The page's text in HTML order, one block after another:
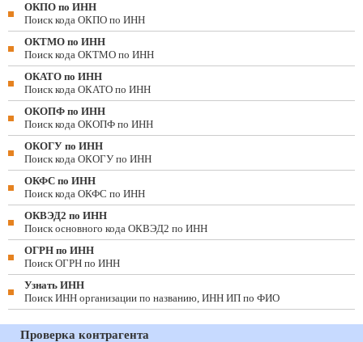
ОКПО по ИНН
Поиск кода ОКПО по ИНН
ОКТМО по ИНН
Поиск кода ОКТМО по ИНН
ОКАТО по ИНН
Поиск кода ОКАТО по ИНН
ОКОПФ по ИНН
Поиск кода ОКОПФ по ИНН
ОКОГУ по ИНН
Поиск кода ОКОГУ по ИНН
ОКФС по ИНН
Поиск кода ОКФС по ИНН
ОКВЭД2 по ИНН
Поиск основного кода ОКВЭД2 по ИНН
ОГРН по ИНН
Поиск ОГРН по ИНН
Узнать ИНН
Поиск ИНН организации по названию, ИНН ИП по ФИО
Проверка контрагента